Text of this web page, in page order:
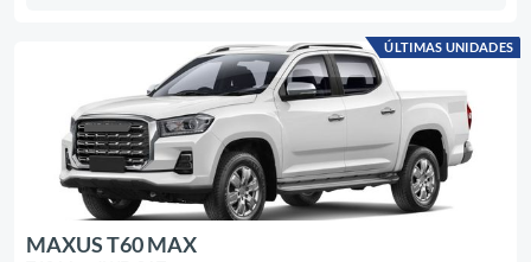
ÚLTIMAS UNIDADES
MAXUS T60 MAX